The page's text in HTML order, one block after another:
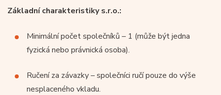
Základní charakteristiky s.r.o.:
Minimální počet společníků – 1 (může být jedna
fyzická nebo právnická osoba).
Ručení za závazky – společníci ručí pouze do výše
nesplaceného vkladu.